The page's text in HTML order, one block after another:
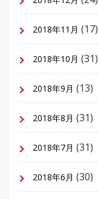
2018年11月 (17)
2018年10月 (31)
2018年9月 (13)
2018年8月 (31)
2018年7月 (31)
2018年6月 (30)